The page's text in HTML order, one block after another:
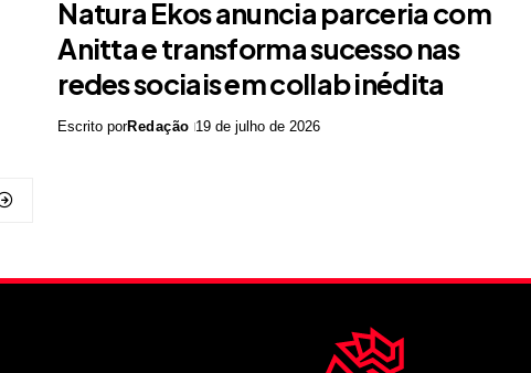
Natura Ekos anuncia parceria com
Anitta e transforma sucesso nas
redes sociais em collab inédita
Escrito porRedação 19 de julho de 2026